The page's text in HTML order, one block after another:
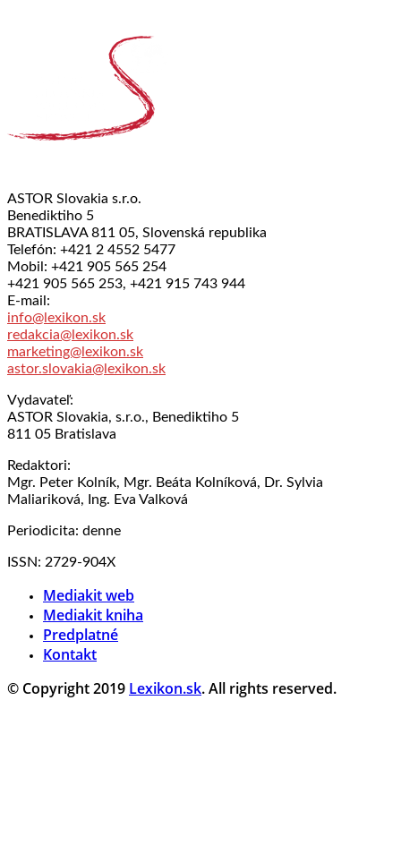
ASTOR Slovakia s.r.o.
Benediktiho 5
BRATISLAVA 811 05, Slovenská republika
Telefón: +421 2 4552 5477
Mobil: +421 905 565 254
+421 905 565 253, +421 915 743 944
E-mail:
info@lexikon.sk
redakcia@lexikon.sk
marketing@lexikon.sk
astor.slovakia@lexikon.sk
Vydavateľ:
ASTOR Slovakia, s.r.o., Benediktiho 5
811 05 Bratislava
Redaktori:
Mgr. Peter Kolník, Mgr. Beáta Kolníková, Dr. Sylvia
Maliariková, Ing. Eva Valková
Periodicita: denne
ISSN: 2729-904X
Mediakit web
Mediakit kniha
Predplatné
Kontakt
© Copyright 2019 Lexikon.sk. All rights reserved.